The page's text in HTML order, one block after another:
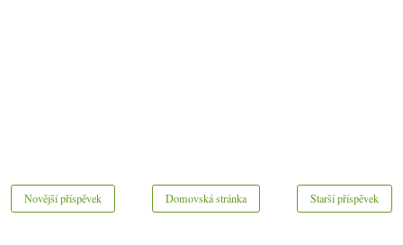
Novější příspěvek Starší příspěvek
Domovská stránka